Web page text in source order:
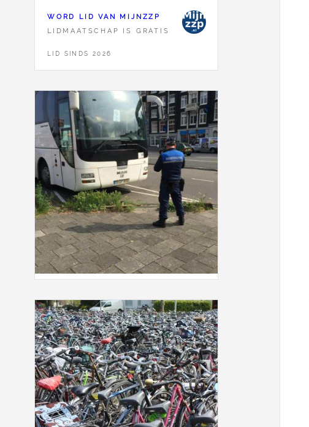
WORD LID VAN MIJNZZP
LIDMAATSCHAP IS GRATIS
LID SINDS 2026